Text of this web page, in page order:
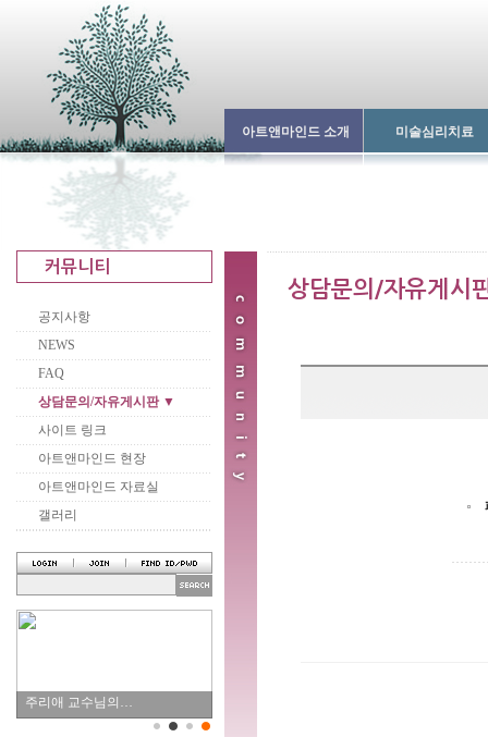
아트앤마인드 소개 미술심리치료
공지사항
NEWS
FAQ
상담문의/자유게시판 ▼
사이트 링크
아트앤마인드 현장
아트앤마인드 자료실
갤러리
주리애 교수님의…